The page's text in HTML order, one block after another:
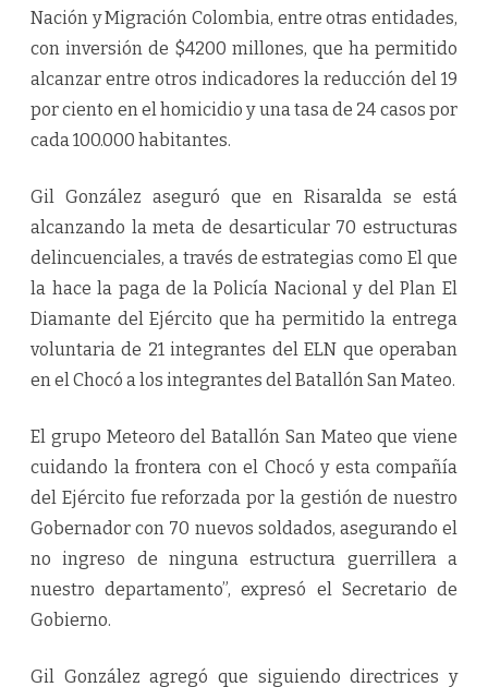
Nación y Migración Colombia, entre otras entidades,
con inversión de $4200 millones, que ha permitido
alcanzar entre otros indicadores la reducción del 19
por ciento en el homicidio y una tasa de 24 casos por
cada 100.000 habitantes.
Gil González aseguró que en Risaralda se está
alcanzando la meta de desarticular 70 estructuras
delincuenciales, a través de estrategias como El que
la hace la paga de la Policía Nacional y del Plan El
Diamante del Ejército que ha permitido la entrega
voluntaria de 21 integrantes del ELN que operaban
en el Chocó a los integrantes del Batallón San Mateo.
El grupo Meteoro del Batallón San Mateo que viene
cuidando la frontera con el Chocó y esta compañía
del Ejército fue reforzada por la gestión de nuestro
Gobernador con 70 nuevos soldados, asegurando el
no ingreso de ninguna estructura guerrillera a
nuestro departamento”, expresó el Secretario de
Gobierno.
Gil González agregó que siguiendo directrices y